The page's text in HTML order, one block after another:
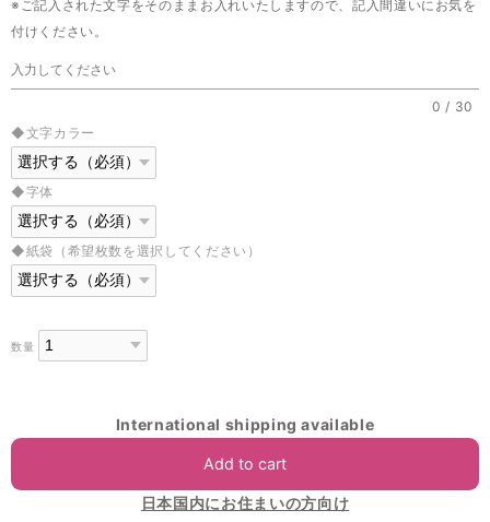
※ご記入された文字をそのままお入れいたしますので、記入間違いにお気を
付けください。
0 / 30
◆文字カラー
◆字体
◆紙袋（希望枚数を選択してください）
数量
International shipping available
Add to cart
日本国内にお住まいの方向け